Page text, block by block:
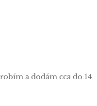
a dodám cca do 14